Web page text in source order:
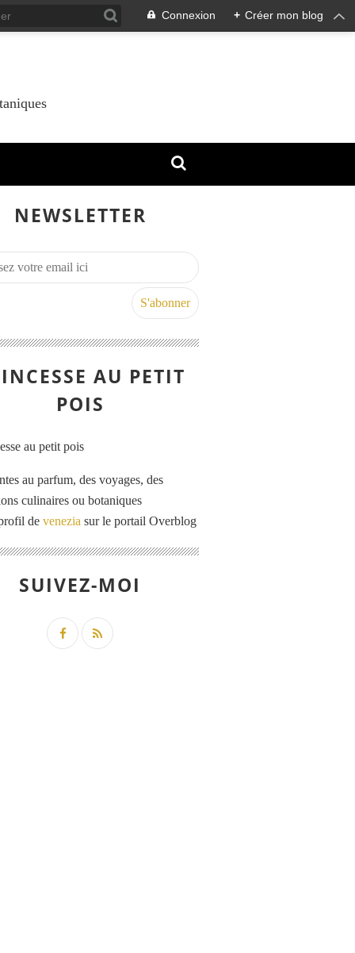
Connexion + Créer mon blog
NEWSLETTER
AU PETIT
POIS
au parfum, des voyages, des
culinaires ou botaniques
de venezia sur le portail Overblog
SUIVEZ-MOI